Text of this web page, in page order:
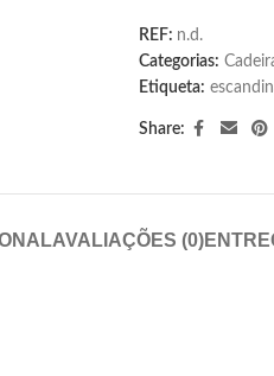
REF: n.d.
Categorias:
Etiqueta:
Share:
AVALIAÇÕES (0)